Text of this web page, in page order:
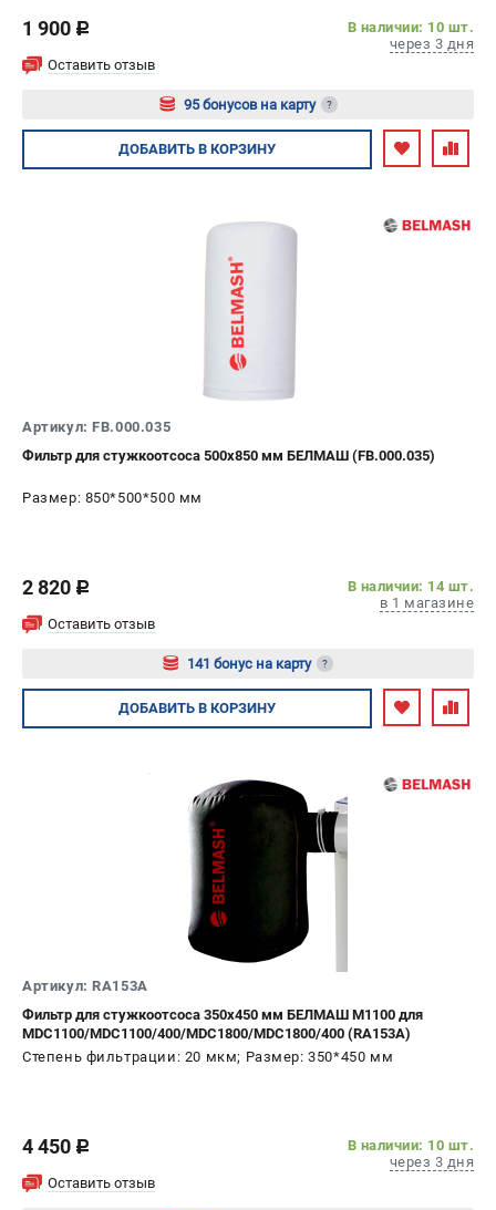
1 900 c
В наличии: 10 шт.
через 3 дня
Оставить отзыв
95 бонусов на карту ?
Авторизуйтесь
ДОБАВИТЬ В КОРЗИНУ
Артикул: FB.000.035
Фильтр для стужкоотсоса 500х850 мм БЕЛМАШ (FB.000.035)
Размер: 850*500*500 мм
2 820 c
В наличии: 14 шт.
в 1 магазине
Оставить отзыв
141 бонус на карту ?
Авторизуйтесь
ДОБАВИТЬ В КОРЗИНУ
Артикул: RA153A
Фильтр для стужкоотсоса 350х450 мм БЕЛМАШ M1100 для
MDC1100/MDC1100/400/MDC1800/MDC1800/400 (RA153A)
Степень фильтрации: 20 мкм; Размер: 350*450 мм
4 450 c
В наличии: 10 шт.
через 3 дня
Оставить отзыв